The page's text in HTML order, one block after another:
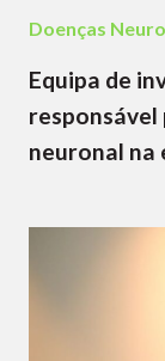
Doenças
Equipa de
neuronal na